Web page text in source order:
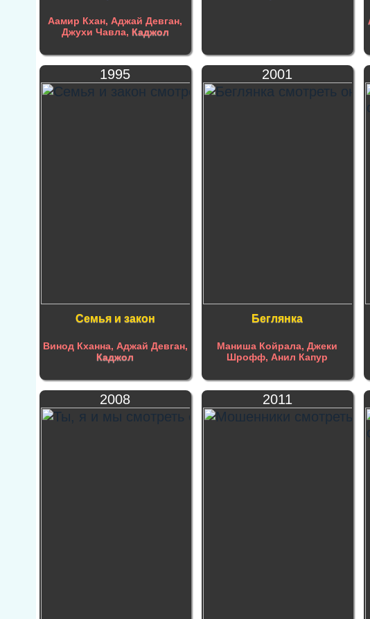
Аамир Кхан, Аджай Девган,
Джухи Чавла, Каджол
1995
Семья и закон
Винод Кханна, Аджай Девган,
Каджол
2001
Беглянка
Маниша Койрала, Джеки
Шрофф, Анил Капур
2008 2011